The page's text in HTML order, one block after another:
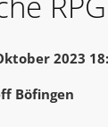
2023
Böfingen